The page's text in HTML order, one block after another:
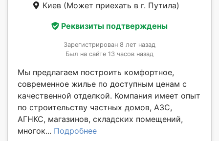
Киев (Может приехать в г. Путила)
Реквизиты подтверждены
Зарегистрирован 8 лет назад
Был на сайте 13 часов назад
Мы предлагаем построить комфортное,
современное жилье по доступным ценам с
качественной отделкой. Компания имеет опыт
по строительству частных домов, АЗС,
АГНКС, магазинов, складских помещений,
многок... Подробнее